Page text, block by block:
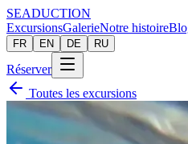
SEADUCTION
ExcursionsGalerieNotre histoire
FR EN DE RU
Réserver
Toutes les excursions